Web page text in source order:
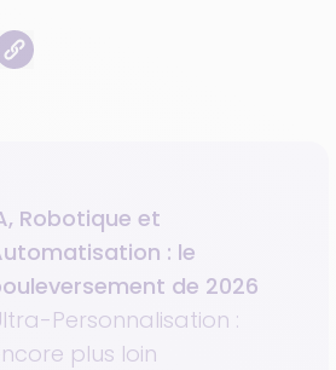
Robotique et
: le
de 2026
Personnalisation :
plus loin